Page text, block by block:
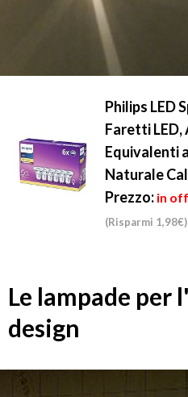
Philips LED
Faretti LED,
Equivalenti
Naturale
Prezzo: in
(Risparmi 1,98€)
Le lampade
design